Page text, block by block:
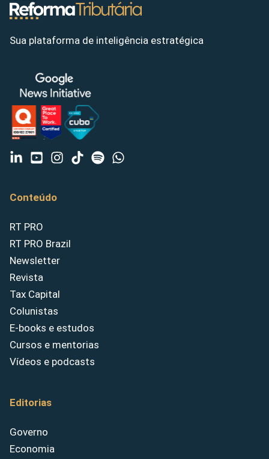
Sua plataforma de inteligência estratégica
Conteúdo
RT PRO
RT PRO Brazil
Newsletter
Revista
Tax Capital
Colunistas
E-books e estudos
Cursos e mentorias
Vídeos e podcasts
Editorias
Governo
Economia